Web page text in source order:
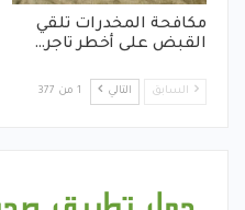
مكافحة المخدرات تلقي
القبض على أخطر تاجر…
السابق التالي 1 من 377